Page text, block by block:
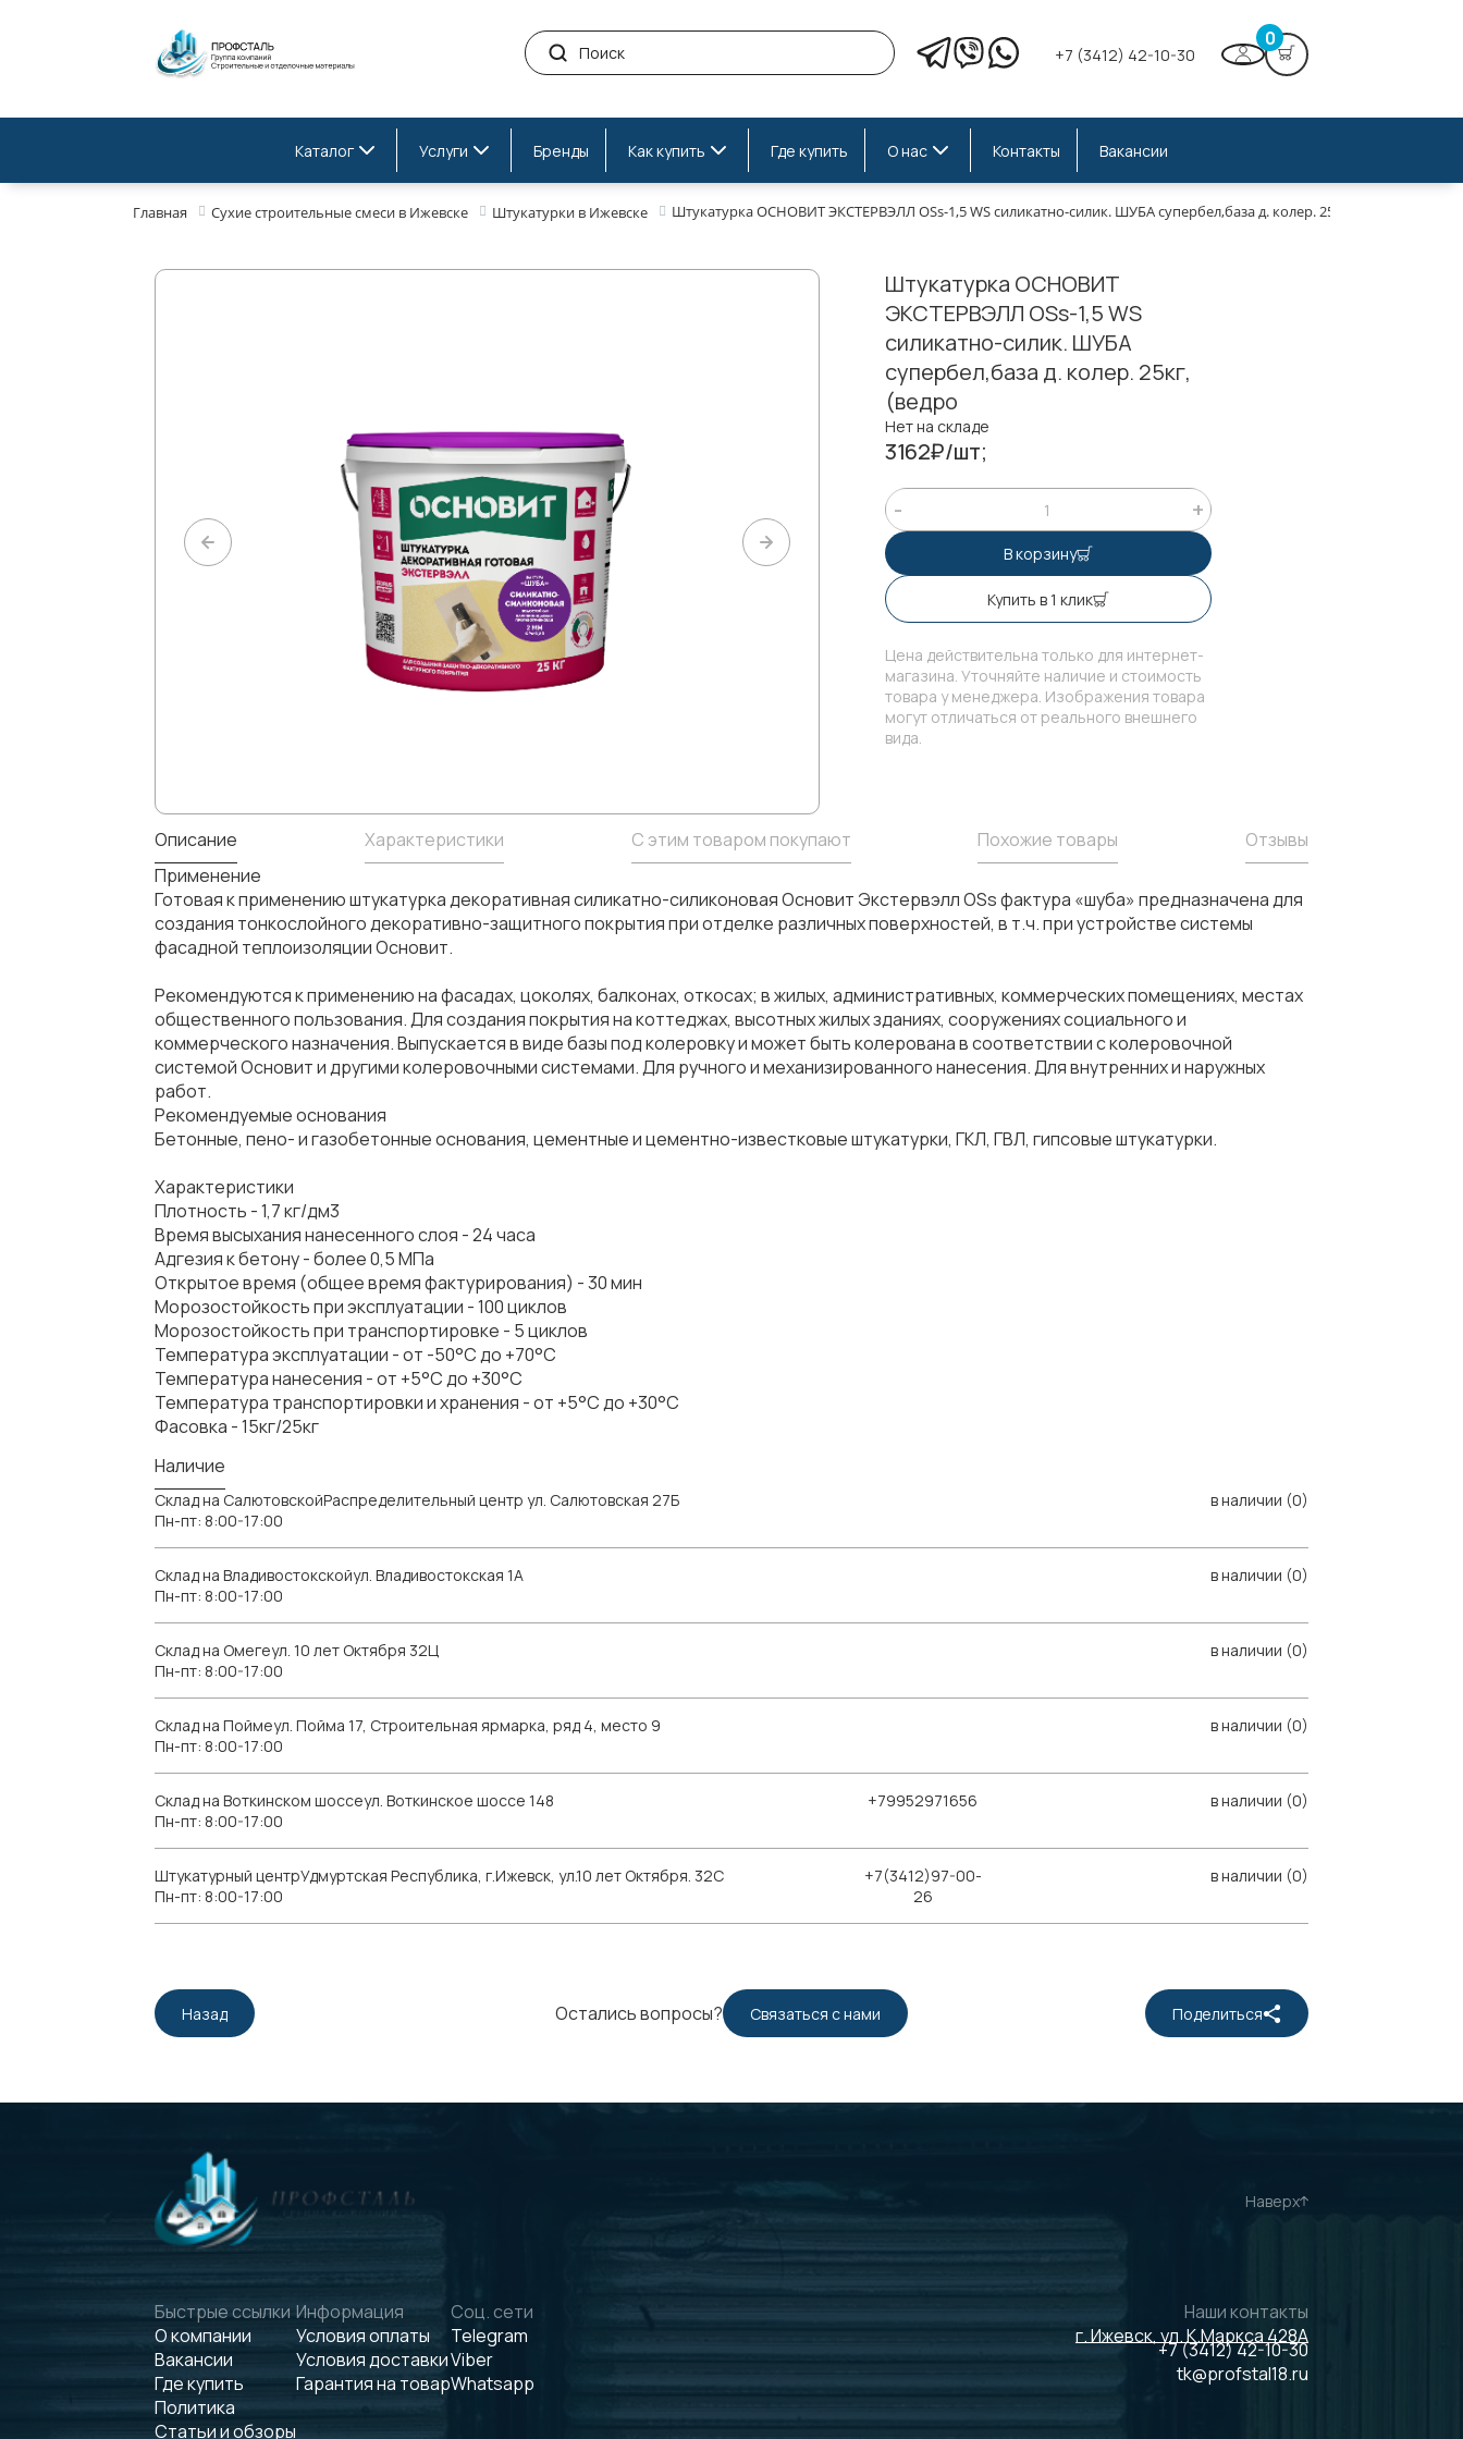
+7 (3412) 42-10-30
0
Каталог Услуги Бренды Как купить Где купить О нас Контакты Вакансии
Главная Сухие строительные смеси в Ижевске Штукатурки в Ижевске Штукатурка ОСНОВИТ ЭКСТЕРВЭЛЛ OSs-1,5 WS силикатно-силик. ШУБА супербел,база д. колер. 25кг,(ведро
Штукатурка ОСНОВИТ
ЭКСТЕРВЭЛЛ OSs-1,5 WS
силикатно-силик. ШУБА
супербел,база д. колер. 25кг,
(ведро
Нет на складе
3162₽/шт;
В корзину
Купить в 1 клик
Цена действительна только для интернет-
магазина. Уточняйте наличие и стоимость
товара у менеджера. Изображения товара
могут отличаться от реального внешнего
вида.
Описание Характеристики С этим товаром покупают Похожие товары
Отзывы
Применение
Готовая к применению штукатурка декоративная силикатно-силиконовая Основит Экстервэлл ОSs фактура «шуба» предназначена для
создания тонкослойного декоративно-защитного покрытия при отделке различных поверхностей, в т.ч. при устройстве системы
фасадной теплоизоляции Основит.
Рекомендуются к применению на фасадах, цоколях, балконах, откосах; в жилых, административных, коммерческих помещениях, местах
общественного пользования. Для создания покрытия на коттеджах, высотных жилых зданиях, сооружениях социального и
коммерческого назначения. Выпускается в виде базы под колеровку и может быть колерована в соответствии с колеровочной
системой Основит и другими колеровочными системами. Для ручного и механизированного нанесения. Для внутренних и наружных
работ.
Рекомендуемые основания
Бетонные, пено- и газобетонные основания, цементные и цементно-известковые штукатурки, ГКЛ, ГВЛ, гипсовые штукатурки.
Характеристики
Плотность - 1,7 кг/дм3
Время высыхания нанесенного слоя - 24 часа
Адгезия к бетону - более 0,5 МПа
Открытое время (общее время фактурирования) - 30 мин
Морозостойкость при эксплуатации - 100 циклов
Морозостойкость при транспортировке - 5 циклов
Температура эксплуатации - от -50°С до +70°С
Температура нанесения - от +5°С до +30°С
Температура транспортировки и хранения - от +5°С до +30°С
Фасовка - 15кг/25кг
Наличие
Склад на СалютовскойРаспределительный центр ул. Салютовская 27Б
Пн-пт: 8:00-17:00
в наличии (0)
Склад на Владивостокскойул. Владивостокская 1А
Пн-пт: 8:00-17:00
в наличии (0)
Склад на Омегеул. 10 лет Октября 32Ц
Пн-пт: 8:00-17:00
в наличии (0)
Склад на Поймеул. Пойма 17, Строительная ярмарка, ряд 4, место 9
Пн-пт: 8:00-17:00
в наличии (0)
Склад на Воткинском шоссеул. Воткинское шоссе 148
Пн-пт: 8:00-17:00
+79952971656 в наличии (0)
Штукатурный центрУдмуртская Республика, г.Ижевск, ул.10 лет Октября. 32С
Пн-пт: 8:00-17:00
+7(3412)97-00-
26
в наличии (0)
Остались вопросы? Связаться с нами
Назад Поделиться
Наверх
Быстрые ссылки
О компании
Вакансии
Где купить
Политика
Статьи и обзоры
Информация
Условия оплаты
Условия доставки
Гарантия на товар
Соц. сети
Telegram
Viber
Whatsapp
Наши контакты
г. Ижевск, ул. К.Маркса 428А
+7 (3412) 42-10-30
tk@profstal18.ru